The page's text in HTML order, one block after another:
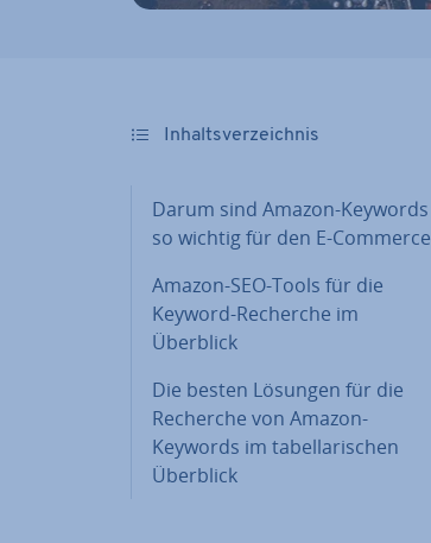
In­halts­ver­zeich­nis
Darum sind Amazon-Keywords
so wichtig für den E-Commerce
Amazon-SEO-Tools für die
Keyword-Recherche im
Überblick
Die besten Lösungen für die
Recherche von Amazon-
Keywords im ta­bel­la­ri­schen
Überblick